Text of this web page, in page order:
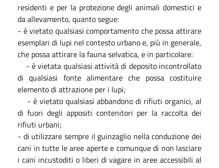
residenti e per la protezione degli animali domestici e
da allevamento, quanto segue:
- è vietato qualsiasi comportamento che possa attirare
esemplari di lupi nel contesto urbano e, più in generale,
che possa attirare la fauna selvatica, e in particolare:
- è vietata qualsiasi attività di deposito incontrollato
di qualsiasi fonte alimentare che possa costituire
elemento di attrazione per i lupi;
- è vietato qualsiasi abbandono di rifiuti organici, al
di fuori degli appositi contenitori per la raccolta dei
rifiuti urbani;
- di utilizzare sempre il guinzaglio nella conduzione dei
cani in tutte le aree aperte e comunque di non lasciare
i cani incustoditi o liberi di vagare in aree accessibili al